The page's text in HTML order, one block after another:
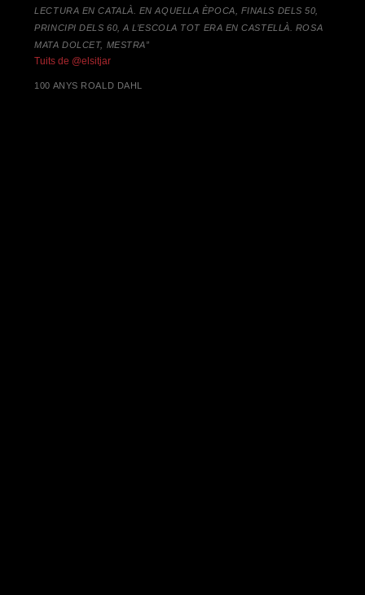
LECTURA EN CATALÀ. EN AQUELLA ÈPOCA, FINALS DELS 50,
PRINCIPI DELS 60, A L’ESCOLA TOT ERA EN CASTELLÀ. ROSA
MATA DOLCET, MESTRA”
Tuits de @elsitjar
100 ANYS ROALD DAHL